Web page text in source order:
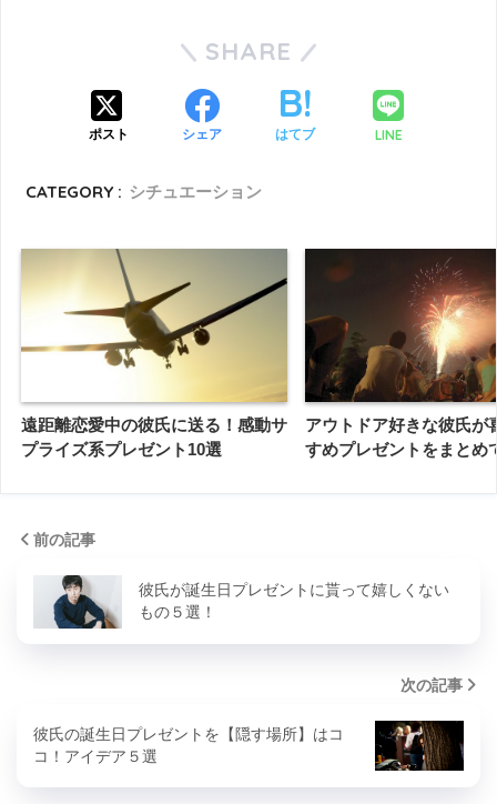
SHARE
ポスト シェア はてブ LINE
CATEGORY : シチュエーション
遠距離恋愛中の彼氏に送る！感動サ
プライズ系プレゼント10選
アウトドア好きな彼氏が
すめプレゼントをまとめ
前の記事
彼氏が誕生日プレゼントに貰って嬉しくない
もの５選！
次の記事
彼氏の誕生日プレゼントを【隠す場所】はコ
コ！アイデア５選